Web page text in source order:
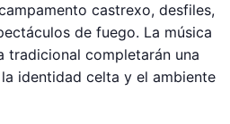
castrexo, desfiles,
de fuego. La música
tradicional completarán una
identidad celta y el ambiente